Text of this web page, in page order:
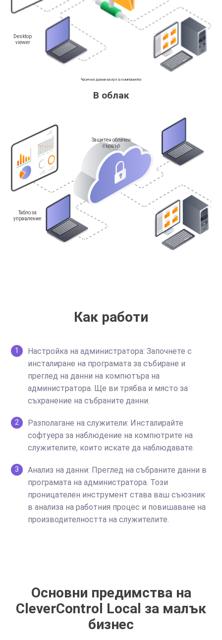
*всички данни вътре в компанията
Desktop
viewer
В облак
Табло за
управление
Защитен облачен
сървър
Как работи
1
Настройка на администратора: Започнете с
инсталиране на програмата за събиране и
преглед на данни на компютъра на
администратора. Ще ви трябва и място за
съхранение на събраните данни.
2
Разполагане на служители: Инсталирайте
софтуера за наблюдение на компютрите на
служителите, които искате да наблюдавате.
3
Анализ на данни: Преглед на събраните данни в
програмата на администратора. Този
проницателен инструмент става ваш съюзник
в анализа на работния процес и повишаване на
производителността на служителите.
Основни предимства на
CleverControl Local за малък
бизнес